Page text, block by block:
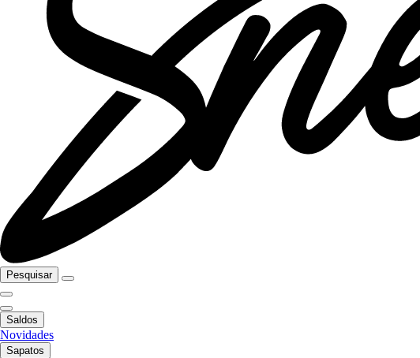
Pesquisar
Saldos
Novidades
Sapatos